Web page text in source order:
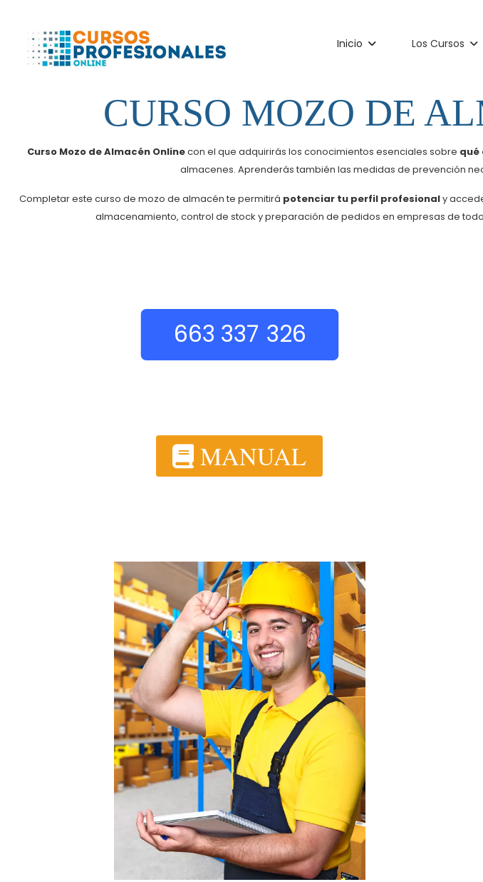
Inicio Los Cursos
CURSO MOZO DE
Curso Mozo de Almacén Onlinecon el que adquirirás los conocimientos esenciales sobre qué
almacenes. Aprenderás también las medidas de prevención
Completar este curso de mozo de almacén te permitirá potenciar tu perfil profesionaly
almacenamiento, control de stock y preparación de pedidos en empresas de
663 337 326
MANUAL